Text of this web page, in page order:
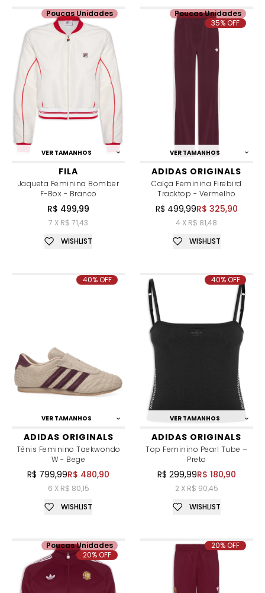
VER TAMANHOS
FILA
Jaqueta Feminina Bomber
F-Box - Branco
R$ 499,99
7 X R$ 71,43
Poucas Unidades
WISHLIST
VER TAMANHOS
ADIDAS ORIGINALS
Calça Feminina Firebird
Tracktop - Vermelho
R$ 499,99R$ 325,90
4 X R$ 81,48
Poucas Unidades
35% OFF
WISHLIST
VER TAMANHOS
ADIDAS ORIGINALS
Tênis Feminino Taekwondo
W - Bege
R$ 799,99R$ 480,90
6 X R$ 80,15
40% OFF
WISHLIST
VER TAMANHOS
ADIDAS ORIGINALS
Top Feminino Pearl Tube –
Preto
R$ 299,99R$ 180,90
2 X R$ 90,45
40% OFF
WISHLIST
Poucas Unidades
20% OFF
20% OFF